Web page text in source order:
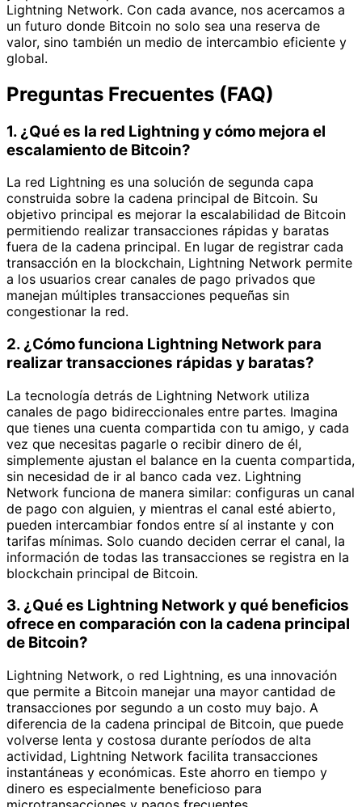
Lightning Network. Con cada avance, nos acercamos a
un futuro donde Bitcoin no solo sea una reserva de
valor, sino también un medio de intercambio eficiente y
global.
Preguntas Frecuentes (FAQ)
1. ¿Qué es la red Lightning y cómo mejora el
escalamiento de Bitcoin?
La red Lightning es una solución de segunda capa
construida sobre la cadena principal de Bitcoin. Su
objetivo principal es mejorar la escalabilidad de Bitcoin
permitiendo realizar transacciones rápidas y baratas
fuera de la cadena principal. En lugar de registrar cada
transacción en la blockchain, Lightning Network permite
a los usuarios crear canales de pago privados que
manejan múltiples transacciones pequeñas sin
congestionar la red.
2. ¿Cómo funciona Lightning Network para
realizar transacciones rápidas y baratas?
La tecnología detrás de Lightning Network utiliza
canales de pago bidireccionales entre partes. Imagina
que tienes una cuenta compartida con tu amigo, y cada
vez que necesitas pagarle o recibir dinero de él,
simplemente ajustan el balance en la cuenta compartida,
sin necesidad de ir al banco cada vez. Lightning
Network funciona de manera similar: configuras un canal
de pago con alguien, y mientras el canal esté abierto,
pueden intercambiar fondos entre sí al instante y con
tarifas mínimas. Solo cuando deciden cerrar el canal, la
información de todas las transacciones se registra en la
blockchain principal de Bitcoin.
3. ¿Qué es Lightning Network y qué beneficios
ofrece en comparación con la cadena principal
de Bitcoin?
Lightning Network, o red Lightning, es una innovación
que permite a Bitcoin manejar una mayor cantidad de
transacciones por segundo a un costo muy bajo. A
diferencia de la cadena principal de Bitcoin, que puede
volverse lenta y costosa durante períodos de alta
actividad, Lightning Network facilita transacciones
instantáneas y económicas. Este ahorro en tiempo y
dinero es especialmente beneficioso para